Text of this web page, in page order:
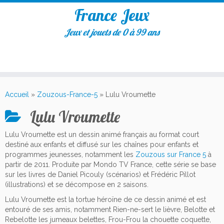
France Jeux
Jeux et jouets de 0 à 99 ans
Accueil » Zouzous-France-5 » Lulu Vroumette
Lulu Vroumette
Lulu Vroumette est un dessin animé français au format court
destiné aux enfants et diffusé sur les chaînes pour enfants et
programmes jeunesses, notamment les Zouzous sur France 5 à
partir de 2011. Produite par Mondo TV France, cette série se base
sur les livres de Daniel Picouly (scénarios) et Frédéric Pillot
(illustrations) et se décompose en 2 saisons.
Lulu Vroumette est la tortue héroïne de ce dessin animé et est
entouré de ses amis, notamment Rien-ne-sert le lièvre, Belotte et
Rebelotte les jumeaux belettes, Frou-Frou la chouette coquette,